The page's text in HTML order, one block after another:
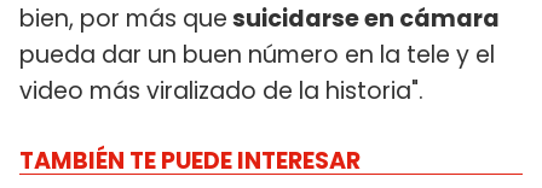
bien, por más quesuicidarse en cámara
pueda dar un buen número en la tele y el
video más viralizado de la historia".
TAMBIÉN TE PUEDE INTERESAR